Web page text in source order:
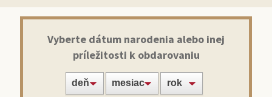
Prehľad darčekov
Noviny zo dňa narodenia
Vyberte dátum narodenia alebo inej
príležitosti k obdarovaniu